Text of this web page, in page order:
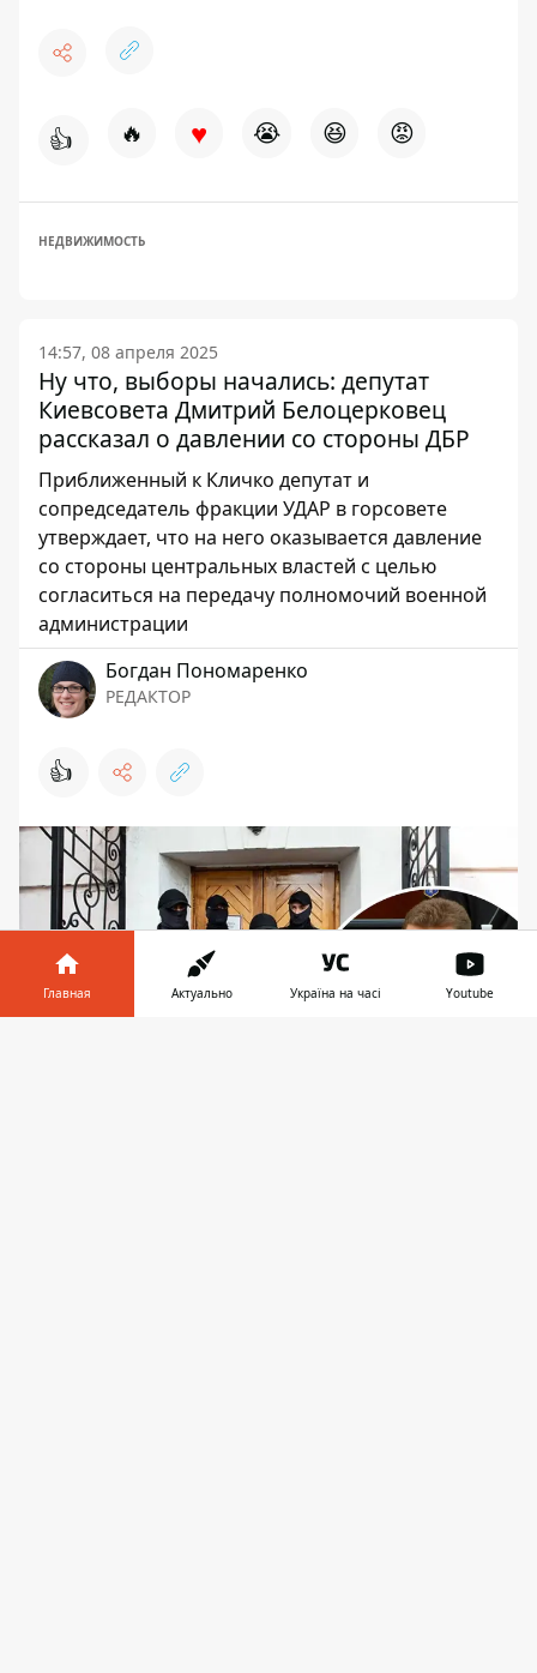
👍 🔥 ♥ 😭 😆 😡
НЕДВИЖИМОСТЬ
14:57, 08 апреля 2025
Ну что, выборы начались: депутат
Киевсовета Дмитрий Белоцерковец
рассказал о давлении со стороны ДБР
Приближенный к Кличко депутат и
сопредседатель фракции УДАР в горсовете
утверждает, что на него оказывается давление
со стороны центральных властей с целью
согласиться на передачу полномочий военной
администрации
Богдан Пономаренко
РЕДАКТОР
👍
Главная Актуально Україна на часі Youtube